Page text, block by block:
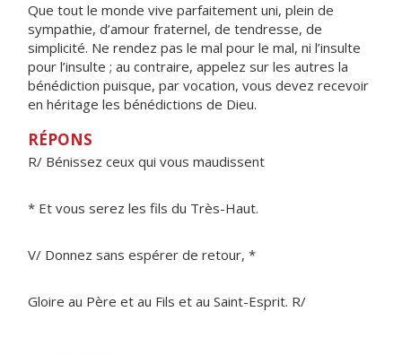
Que tout le monde vive parfaitement uni, plein de
sympathie, d’amour fraternel, de tendresse, de
simplicité. Ne rendez pas le mal pour le mal, ni l’insulte
pour l’insulte ; au contraire, appelez sur les autres la
bénédiction puisque, par vocation, vous devez recevoir
en héritage les bénédictions de Dieu.
RÉPONS
R/ Bénissez ceux qui vous maudissent
* Et vous serez les fils du Très-Haut.
V/ Donnez sans espérer de retour, *
Gloire au Père et au Fils et au Saint-Esprit. R/